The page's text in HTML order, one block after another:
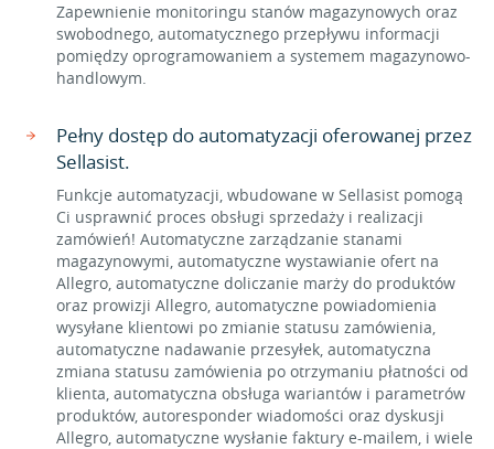
Zapewnienie monitoringu stanów magazynowych oraz
swobodnego, automatycznego przepływu informacji
pomiędzy oprogramowaniem a systemem magazynowo-
handlowym.
Pełny dostęp do automatyzacji oferowanej przez
Sellasist.
Funkcje automatyzacji, wbudowane w Sellasist pomogą
Ci usprawnić proces obsługi sprzedaży i realizacji
zamówień! Automatyczne zarządzanie stanami
magazynowymi, automatyczne wystawianie ofert na
Allegro, automatyczne doliczanie marży do produktów
oraz prowizji Allegro, automatyczne powiadomienia
wysyłane klientowi po zmianie statusu zamówienia,
automatyczne nadawanie przesyłek, automatyczna
zmiana statusu zamówienia po otrzymaniu płatności od
klienta, automatyczna obsługa wariantów i parametrów
produktów, autoresponder wiadomości oraz dyskusji
Allegro, automatyczne wysłanie faktury e-mailem, i wiele